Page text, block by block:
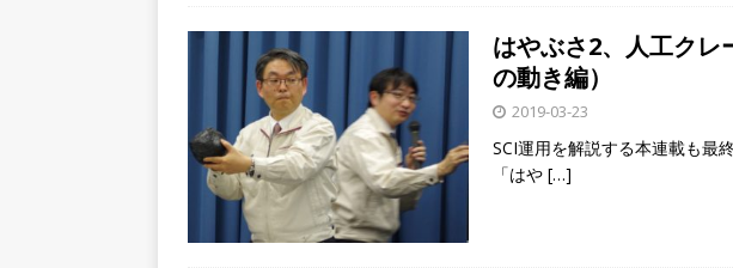
はやぶさ2、人工クレ
の動き編）
2019-03-23
SCI運用を解説する本連載も最
「はや […]